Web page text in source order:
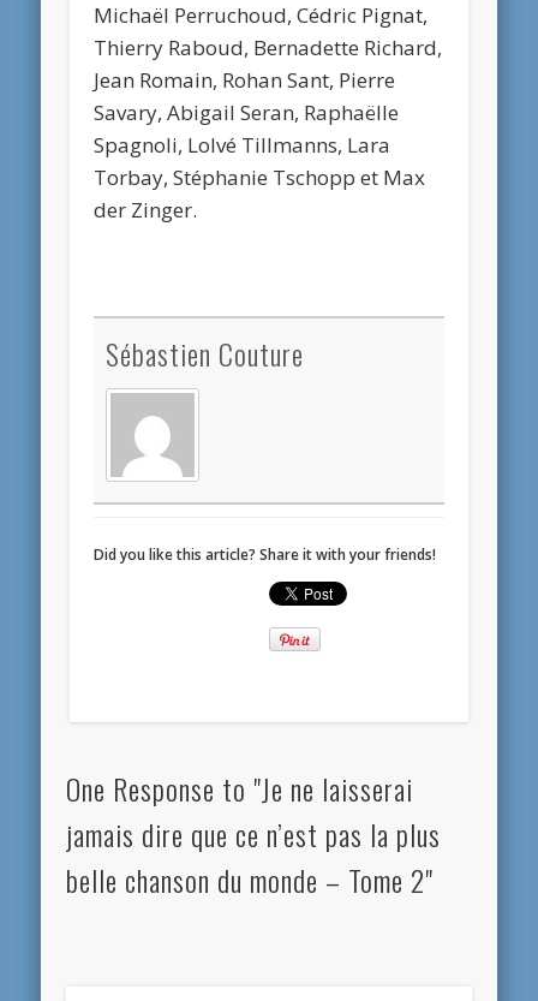
Michaël Perruchoud, Cédric Pignat,
Thierry Raboud, Bernadette Richard,
Jean Romain, Rohan Sant, Pierre
Savary, Abigail Seran, Raphaëlle
Spagnoli, Lolvé Tillmanns, Lara
Torbay, Stéphanie Tschopp et Max
der Zinger.
Sébastien Couture
Did you like this article? Share it with your friends!
One Response to "Je ne laisserai
jamais dire que ce n’est pas la plus
belle chanson du monde – Tome 2"